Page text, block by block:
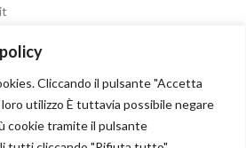
Cliccando il pulsante "Accetta
utilizzo È tuttavia possibile negare
cookie tramite il pulsante